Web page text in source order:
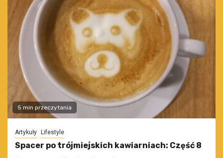
5 min przeczytania
Artykuły Lifestyle
Spacer po trójmiejskich kawiarniach: Część 8